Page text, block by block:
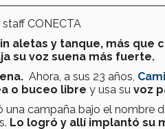
CONECTA
aletas y tanque, más que
su voz suena más fuerte.
Ahora, a sus 23 años,
o buceo libre y usa su voz
una campaña bajo el nombre
Lo logró y allí implantó su